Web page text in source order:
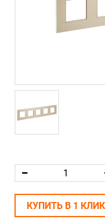
КУПИТЬ В 1 КЛИК